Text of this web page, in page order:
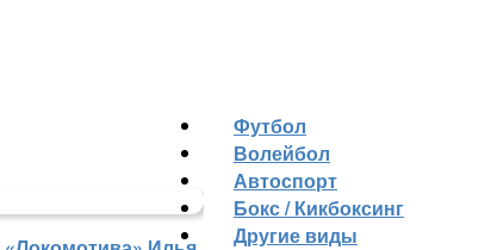
Футбол
Волейбол
Автоспорт
Бокс / Кикбоксинг
Другие виды